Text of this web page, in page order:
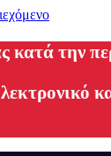
κατά την